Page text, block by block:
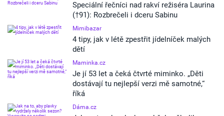
Speciální řečníci nad rakví režiséra Laurina
(†91): Rozbrečeli i dceru Sabinu
Mimibazar
4 tipy, jak v létě zpestřit jídelníček malých
dětí
Maminka.cz
Je jí 53 let a čeká čtvrté miminko. „Děti
dostávají tu nejlepší verzi mě samotné,“
říká
Dáma.cz